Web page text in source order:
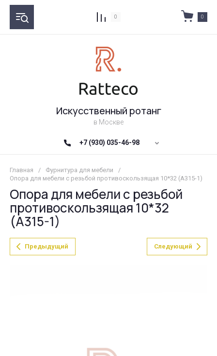
0 0
Искусственный ротанг
в Москве
+7 (930) 035-46-98
Главная / Фурнитура для мебели
/
Опора для мебели с резьбой противоскользящая 10*32 (А315-1)
Опора для мебели с резьбой
противоскользящая 10*32
(А315-1)
Предыдущий Следующий